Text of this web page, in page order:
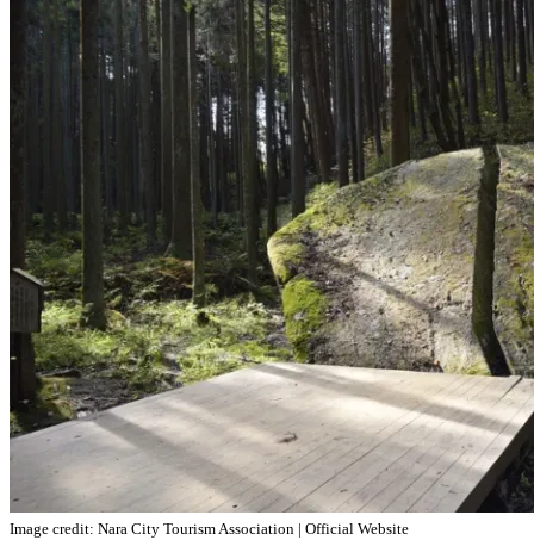
Image credit: Nara City Tourism Association | Official Website